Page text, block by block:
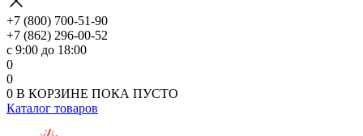
+7 (800) 700-51-90
+7 (862) 296-00-52
с 9:00 до 18:00
0
0
0 В КОРЗИНЕ ПОКА ПУСТО
Каталог товаров